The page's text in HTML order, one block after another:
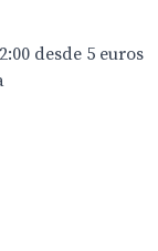
desde 5 euros